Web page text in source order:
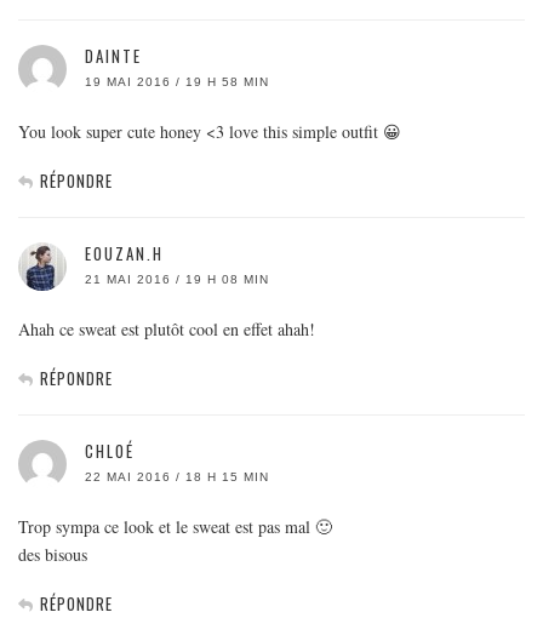
DAINTE
19 MAI 2016 / 19 H 58 MIN
You look super cute honey <3 love this simple outfit 😀
RÉPONDRE
EOUZAN.H
21 MAI 2016 / 19 H 08 MIN
Ahah ce sweat est plutôt cool en effet ahah!
RÉPONDRE
CHLOÉ
22 MAI 2016 / 18 H 15 MIN
Trop sympa ce look et le sweat est pas mal 🙂
des bisous
RÉPONDRE